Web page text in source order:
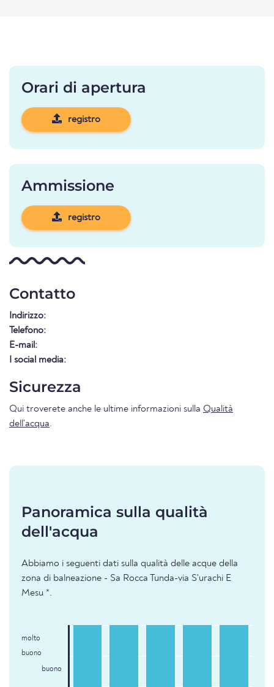
Orari di apertura
registro
Ammissione
registro
Contatto
Indirizzo:
Telefono:
E-mail:
I social media:
Sicurezza
Qui troverete anche le ultime informazioni sulla Qualità
dell'acqua.
Panoramica sulla qualità
dell'acqua
Abbiamo i seguenti dati sulla qualità delle acque della
zona di balneazione - Sa Rocca Tunda-via S'urachi E
Mesu *.
molto
buono
buono